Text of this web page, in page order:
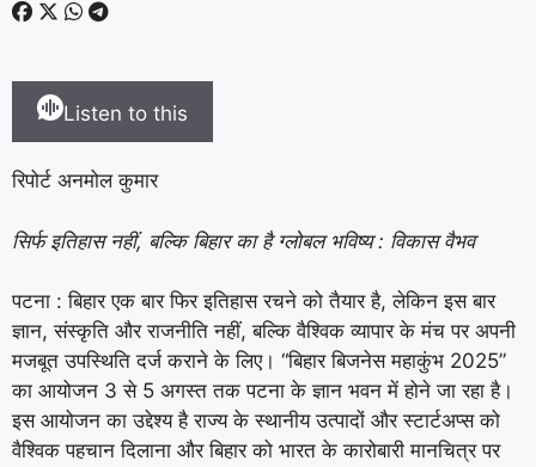
Listen to this
रिपोर्ट अनमोल कुमार
सिर्फ इतिहास नहीं, बल्कि बिहार का है ग्लोबल भविष्य : विकास वैभव
पटना : बिहार एक बार फिर इतिहास रचने को तैयार है, लेकिन इस बार
ज्ञान, संस्कृति और राजनीति नहीं, बल्कि वैश्विक व्यापार के मंच पर अपनी
मजबूत उपस्थिति दर्ज कराने के लिए। “बिहार बिजनेस महाकुंभ 2025”
का आयोजन 3 से 5 अगस्त तक पटना के ज्ञान भवन में होने जा रहा है।
इस आयोजन का उद्देश्य है राज्य के स्थानीय उत्पादों और स्टार्टअप्स को
वैश्विक पहचान दिलाना और बिहार को भारत के कारोबारी मानचित्र पर